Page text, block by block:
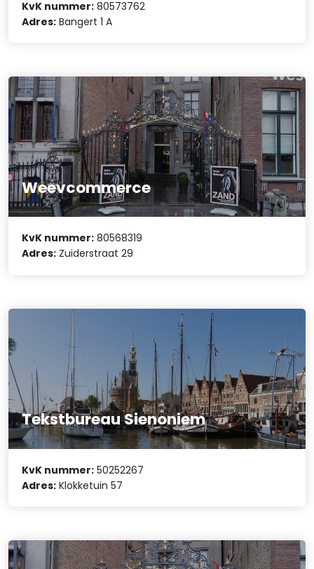
KvK nummer: 80573762
Adres: Bangert 1 A
Weevcommerce
KvK nummer: 80568319
Adres: Zuiderstraat 29
Tekstbureau Sienoniem
KvK nummer: 50252267
Adres: Klokketuin 57